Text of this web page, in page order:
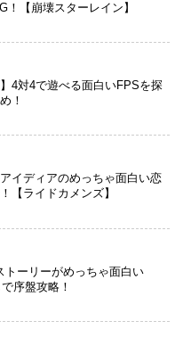
！【崩壊スターレイン】
】4対4で遊べる面白いFPSを探
！
イディアのめっちゃ面白い恋
【ライドカメンズ】
トーリーがめっちゃ面白い
序盤攻略！